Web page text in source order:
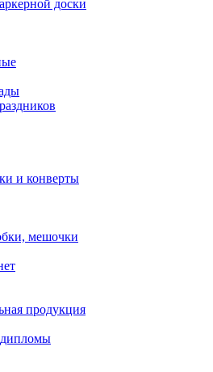
доски
и конверты
мешочки
продукция
дипломы